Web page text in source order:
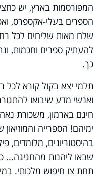
המפורסמות בארץ, יש
הספרים בעלי-אקספרס,
שלח מאות שליחים לכל
להעתיק ספרים וחכמות,
כך.
תלמי יצא בקול קורא לכל
ואנשי מדע שיבואו
חינם בארמון, משכורת
ימיהם! הספרייה
בהיסטוריונים, מלומדים,
שבאו ליהנות
תחת צו חיפוש מלכותי.